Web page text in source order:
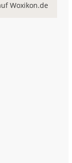
Woxikon.de